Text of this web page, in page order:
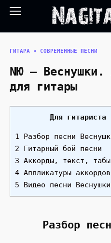
Перейти
ГИТАРА » СОВРЕМЕННЫЕ ПЕСНИ
NЮ — Веснушки.
для гитары
Для гитариста
1 Разбор песни
2 Гитарный бой песни
3 Аккорды, текст,
4 Аппликатуры аккордов
5 Видео песни
Разбор